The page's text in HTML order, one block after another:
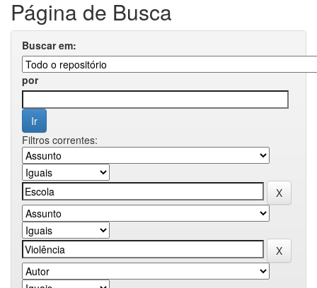
Página de Busca
Buscar em:
por
Filtros correntes: